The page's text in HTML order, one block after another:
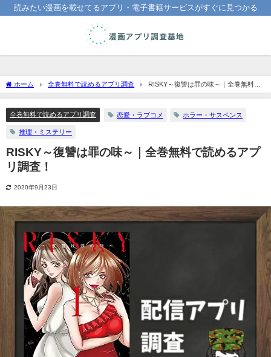
読みたい漫画を載せてるアプリ・電子書籍サービスがすぐに見つかる
ホーム 全巻無料で読めるアプリ調査
RISKY～復讐は罪の味～｜全巻無料で
読めるアプリ調査！
全巻無料で読めるアプリ調査 恋愛・ラブコメ ホラー・サスペンス
推理・ミステリー
RISKY～復讐は罪の味～｜全巻無料で読めるアプ
リ調査！
2020年9月23日